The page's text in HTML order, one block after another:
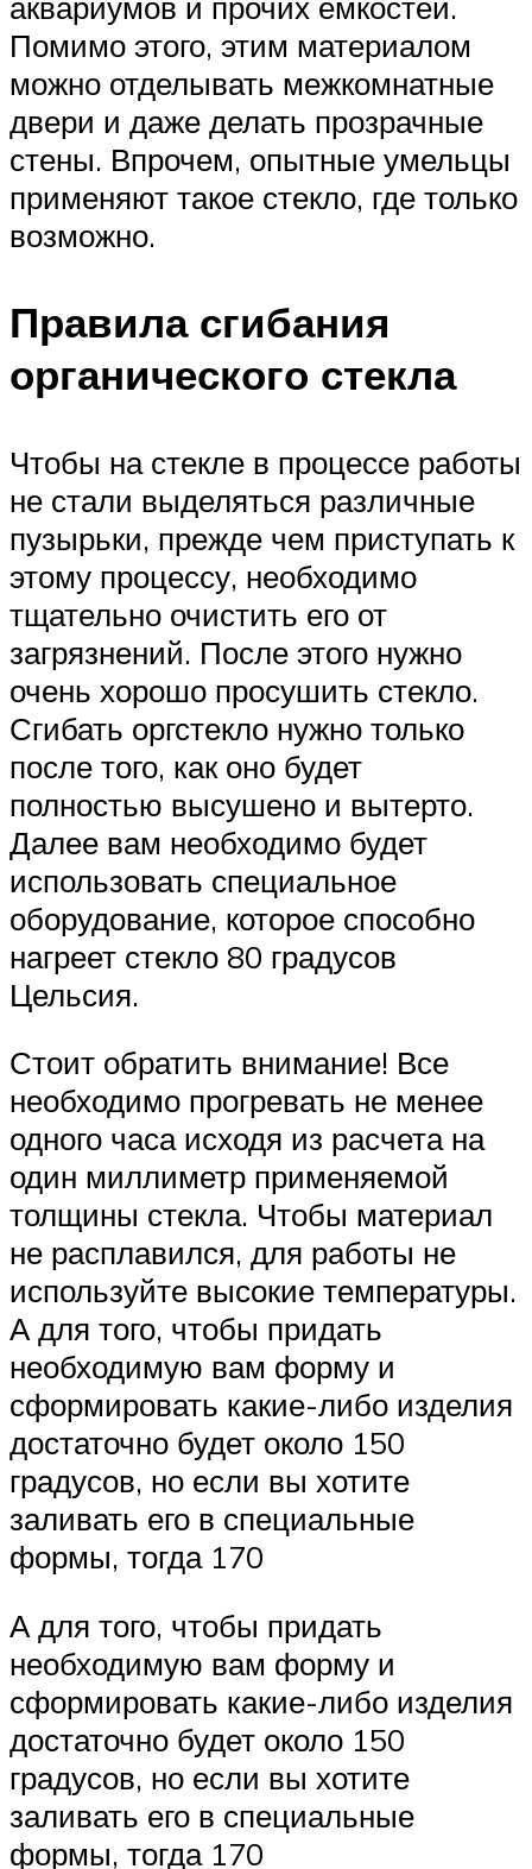
Помимо этого, этим материалом
можно отделывать межкомнатные
двери и даже делать прозрачные
стены. Впрочем, опытные умельцы
применяют такое стекло, где только
возможно.
Правила сгибания
органического стекла
Чтобы на стекле в процессе работы
не стали выделяться различные
пузырьки, прежде чем приступать к
этому процессу, необходимо
тщательно очистить его от
загрязнений. После этого нужно
очень хорошо просушить стекло.
Сгибать оргстекло нужно только
после того, как оно будет
полностью высушено и вытерто.
Далее вам необходимо будет
использовать специальное
оборудование, которое способно
нагреет стекло 80 градусов
Цельсия.
Стоит обратить внимание! Все
необходимо прогревать не менее
одного часа исходя из расчета на
один миллиметр применяемой
толщины стекла. Чтобы материал
не расплавился, для работы не
используйте высокие температуры.
А для того, чтобы придать
необходимую вам форму и
сформировать какие-либо изделия
достаточно будет около 150
градусов, но если вы хотите
заливать его в специальные
формы, тогда 170
А для того, чтобы придать
необходимую вам форму и
сформировать какие-либо изделия
достаточно будет около 150
градусов, но если вы хотите
заливать его в специальные
формы, тогда 170